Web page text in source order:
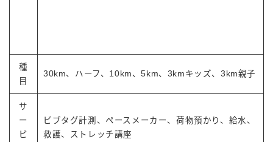
種
目
30km、ハーフ、10km、5km、3kmキッズ、3km親子
サ
ー
ビ
ビブタグ計測、ペースメーカー、荷物預かり、給水、
救護、ストレッチ講座